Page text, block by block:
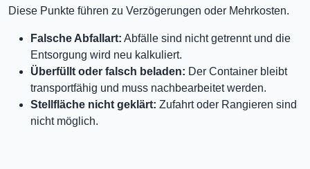
Diese Punkte führen zu Verzögerungen oder Mehrkosten.
Falsche Abfallart: Abfälle sind nicht getrennt und die
Entsorgung wird neu kalkuliert.
Überfüllt oder falsch beladen: Der Container bleibt
transportfähig und muss nachbearbeitet werden.
Stellfläche nicht geklärt: Zufahrt oder Rangieren sind
nicht möglich.